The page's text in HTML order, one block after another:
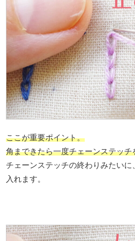
ここが重要ポイント。
角まできたら一度チェーンステッチ
チェーンステッチの終わりみたいに
入れます。